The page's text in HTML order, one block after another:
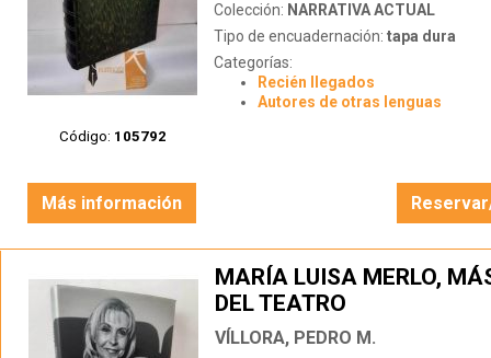
Código: 105792
Colección: NARRATIVA ACTUAL
Tipo de encuadernación: tapa dura
Categorías:
Recién llegados
Autores de otras lenguas
Más información
MARÍA LUISA MERLO,
DEL TEATRO
VÍLLORA, PEDRO M.